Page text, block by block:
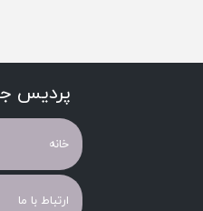
پردیس
خانه
ارتباط با ما